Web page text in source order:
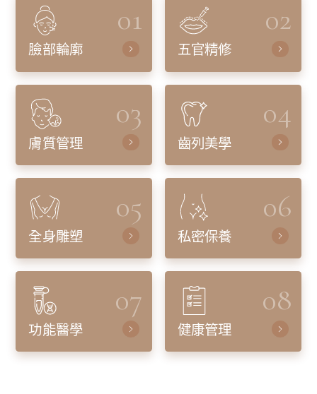
01
臉部輪廓
02
五官精修
03
膚質管理
04
齒列美學
05
全身雕塑
06
私密保養
07
功能醫學
08
健康管理